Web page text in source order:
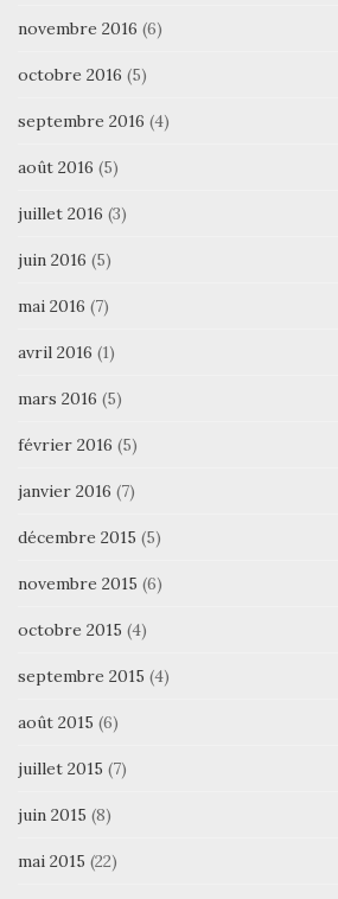
novembre 2016 (6)
octobre 2016 (5)
septembre 2016 (4)
août 2016 (5)
juillet 2016 (3)
juin 2016 (5)
mai 2016 (7)
avril 2016 (1)
mars 2016 (5)
février 2016 (5)
janvier 2016 (7)
décembre 2015 (5)
novembre 2015 (6)
octobre 2015 (4)
septembre 2015 (4)
août 2015 (6)
juillet 2015 (7)
juin 2015 (8)
mai 2015 (22)